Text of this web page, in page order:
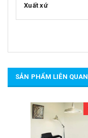
Xuất xứ
SẢN PHẨM LIÊN QUAN